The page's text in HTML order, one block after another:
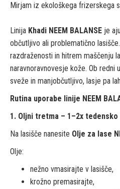
Mirjam iz ekološkega frizerskega
Linija Khadi NEEM BALANSE je
občutljivo ali problematično
razdraženosti in hitrem maščenju
naravnoravnovesje kože. Ob redni
sveže in manjobčutljivo, lasje pa
Rutina uporabe linije NEEM
1. Oljni tretma – 1–2x tedensko
Na lasišče nanesite Olje za lase
Olje:
nežno vmasirajte v lasišče,
krožno premasirajte,